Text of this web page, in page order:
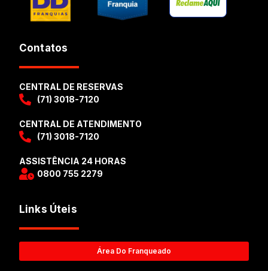
Contatos
CENTRAL DE RESERVAS
(71) 3018-7120
CENTRAL DE ATENDIMENTO
(71) 3018-7120
ASSISTÊNCIA 24 HORAS
0800 755 2279
Links Úteis
Área Do Franqueado